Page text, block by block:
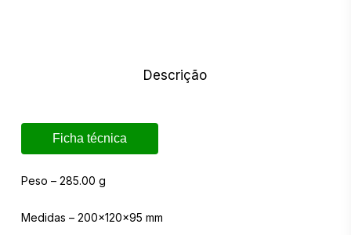
Descrição
Ficha técnica
Peso – 285.00 g
Medidas – 200x120x95 mm